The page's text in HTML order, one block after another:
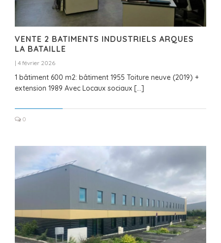
VENTE 2 BATIMENTS INDUSTRIELS ARQUES
LA BATAILLE
| 4 février 2026
1 bâtiment 600 m2: bâtiment 1955 Toiture neuve (2019) +
extension 1989 Avec Locaux sociaux […]
0